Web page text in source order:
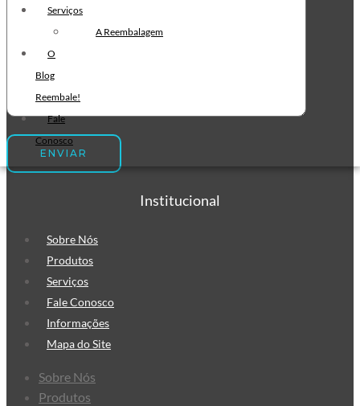
Filme Stretch Preto
Fita Adesiva Transparente
48×50
Fita Adesiva Personalizada
Atacado
Serviços
A Reembalagem
O
Blog
Reembale!
Fale
Conosco
Institucional
Sobre Nós
Produtos
Serviços
Fale Conosco
Informações
Mapa do Site
Sobre Nós
Produtos